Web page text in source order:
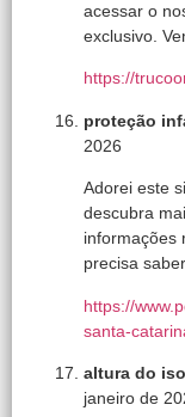
acessar o
exclusivo.
https://
proteção
2026
Adorei este
descubra
informações
precisa
https://
santa-
altura do
janeiro de